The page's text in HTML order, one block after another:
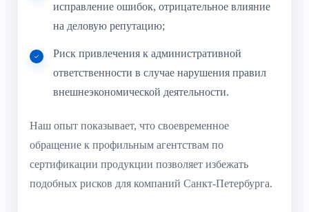
исправление ошибок, отрицательное влияние
на деловую репутацию;
Риск привлечения к административной
ответственности в случае нарушения правил
внешнеэкономической деятельности.
Наш опыт показывает, что своевременное
обращение к профильным агентствам по
сертификации продукции позволяет избежать
подобных рисков для компаний Санкт-Петербурга.